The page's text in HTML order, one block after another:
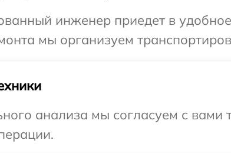
инженер приедет в
мы организуем
анализа мы согласуем с